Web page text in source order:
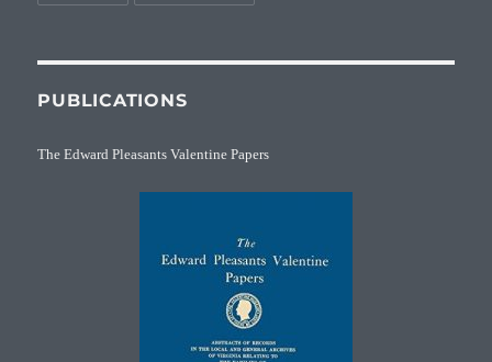
PUBLICATIONS
The Edward Pleasants Valentine Papers